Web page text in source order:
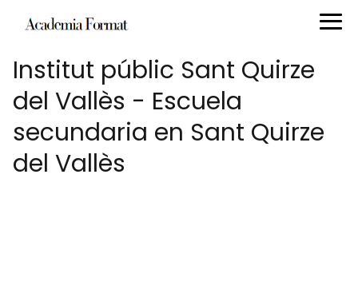
Institut públic Sant Quirze
del Vallès - Escuela
secundaria en Sant Quirze
del Vallès